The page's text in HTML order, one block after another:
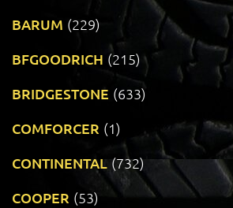
BARUM (229)
BFGOODRICH (215)
BRIDGESTONE (633)
COMFORCER (1)
CONTINENTAL (732)
COOPER (53)